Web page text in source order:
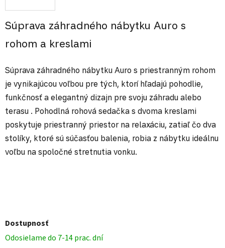
Súprava záhradného nábytku Auro s
rohom a kreslami
Súprava záhradného nábytku Auro s priestranným rohom
je vynikajúcou voľbou pre tých, ktorí hľadajú pohodlie,
funkčnosť a elegantný dizajn pre svoju záhradu alebo
terasu . Pohodlná rohová sedačka s dvoma kreslami
poskytuje priestranný priestor na relaxáciu, zatiaľ čo dva
stolíky, ktoré sú súčasťou balenia, robia z nábytku ideálnu
voľbu na spoločné stretnutia vonku.
Dostupnosť
Odosielame do 7-14 prac. dní